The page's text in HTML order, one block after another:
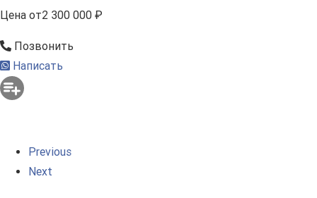
Цена от2 300 000 ₽
Позвонить
Написать
Previous
Next